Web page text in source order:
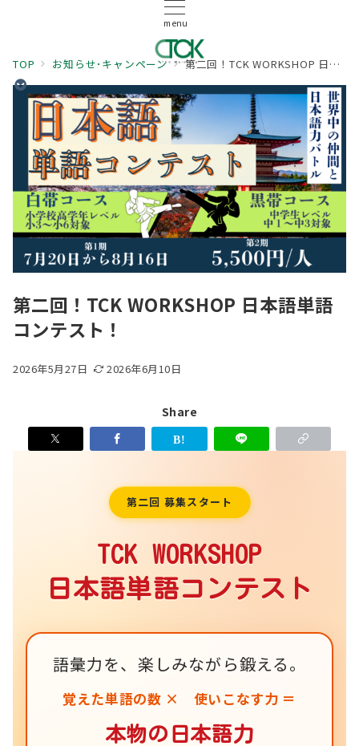
menu
TOP お知らせ･キャンペーン 第二回！TCK WORKSHOP 日本語単語コンテスト！
第二回！TCK WORKSHOP 日本語単語
コンテスト！
2026年5月27日 2026年6月10日
Share
第二回 募集スタート
TCK WORKSHOP
日本語単語コンテスト
語彙力を、楽しみながら鍛える。
覚えた単語の数 × 使いこなす力 ＝
本物の日本語力